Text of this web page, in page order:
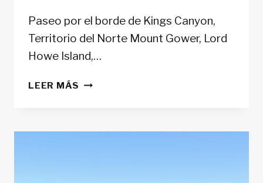
Paseo por el borde de Kings Canyon,
Territorio del Norte Mount Gower, Lord
Howe Island,…
LEER MÁS LAS